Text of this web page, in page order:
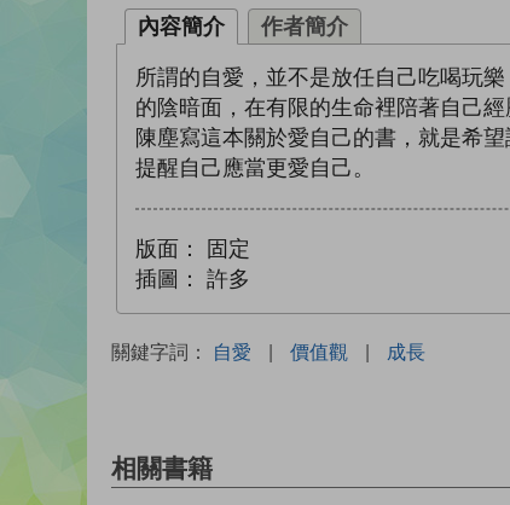
內容簡介 作者簡介
所謂的自愛，並不是放任自己吃喝玩
的陰暗面，在有限的生命裡陪著自己經
陳塵寫這本關於愛自己的書，就是希
提醒自己應當更愛自己。
版面：
固定
插圖：
許多
關鍵字詞： 自愛 | 價值觀 | 成長
相關書籍